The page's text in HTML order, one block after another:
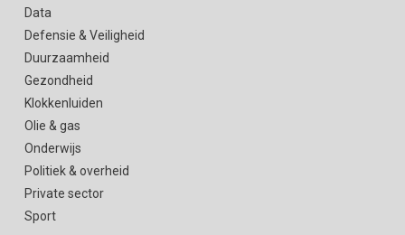
Data
Defensie & Veiligheid
Duurzaamheid
Gezondheid
Klokkenluiden
Olie & gas
Onderwijs
Politiek & overheid
Private sector
Sport